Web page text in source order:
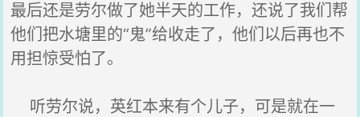
最后还是劳尔做了她半天的工作，还说了我们帮
他们把水塘里的“鬼”给收走了，他们以后再也不
用担惊受怕了。
听劳尔说，英红本来有个儿子，可是就在一